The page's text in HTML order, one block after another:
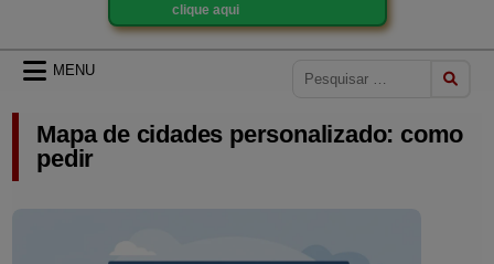
clique aqui
MENU
Pesquisar
Mapa de cidades personalizado: como
pedir